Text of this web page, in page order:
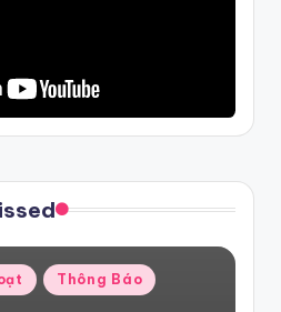
Thông Báo